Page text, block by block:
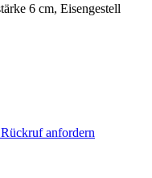
6 cm, Eisengestell
Rückruf anfordern